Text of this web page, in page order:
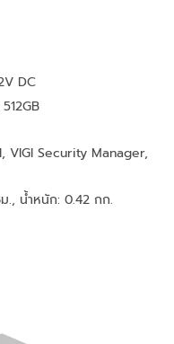
DC
VIGI Security Manager,
ม., น้ำหนัก: 0.42 กก.